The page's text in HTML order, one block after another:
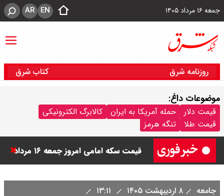
جمعه ۱۶ مرداد ۱۴۰۵ EN
AR
روزنامه شرق کتاب شرق
موضوعات داغ:
قیمت دلار حمله آمریکا به ایران
کالابرگ الکترونیکی
قیمت طلا
تنگه هرمز ۱۴۰۵ اعلام شد + جدول
قیمت سکه امامی امروز جمعه ۱۶ مرداد
جامعه ۸ اردیبهشت ۱۴۰۵